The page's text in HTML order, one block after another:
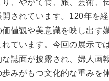
されています。120年を
値観や美意識を映し出す
ています。今回の展示で
誌面が披露され、婦人画
みがもつ文化的な重みを